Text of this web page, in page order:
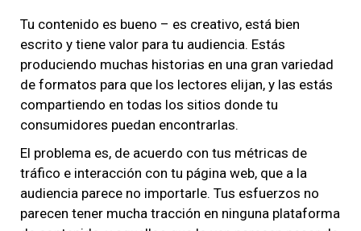
Tu contenido es bueno – es creativo, está bien
escrito y tiene valor para tu audiencia. Estás
produciendo muchas historias en una gran variedad
de formatos para que los lectores elijan, y las estás
compartiendo en todas los sitios donde tu
consumidores puedan encontrarlas.
El problema es, de acuerdo con tus métricas de
tráfico e interacción con tu página web, que a la
audiencia parece no importarle. Tus esfuerzos no
parecen tener mucha tracción en ninguna plataforma